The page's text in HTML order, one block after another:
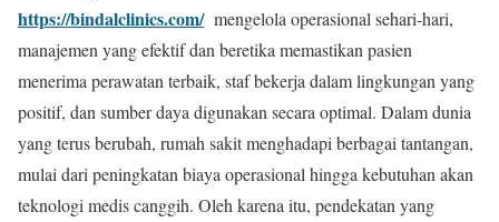
https://bindalclinics.com/mengelola operasional sehari-hari,
manajemen yang efektif dan beretika memastikan pasien
menerima perawatan terbaik, staf bekerja dalam lingkungan yang
positif, dan sumber daya digunakan secara optimal. Dalam dunia
yang terus berubah, rumah sakit menghadapi berbagai tantangan,
mulai dari peningkatan biaya operasional hingga kebutuhan akan
teknologi medis canggih. Oleh karena itu, pendekatan yang